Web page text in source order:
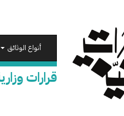
أنواع الوثائق
قرارات